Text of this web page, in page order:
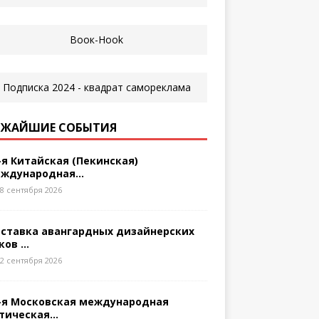
СОБЫТИЯ
Китайская (Пекинская)
сентября 2026
авангардных дизайнерских
...
сентября 2026
я Московская международная